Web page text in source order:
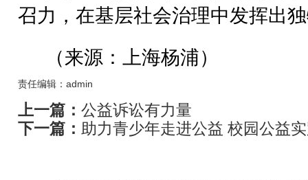
召力，在基层社会治理中发挥出
（来源：上海杨浦）
责任编辑：admin
上一篇： 公益诉讼有力量
下一篇： 助力青少年走进公益 校园公益